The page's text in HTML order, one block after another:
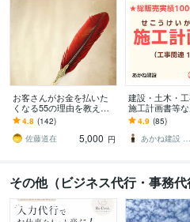
お客さんがお金を払いた
くなる55の理由を教えま
す 『自分がどうすれば人
の役にたてるのかわから
ない』ときに
4.8 (142)
佐藤道在
5,000 円
建設・土木・工
施工計画書等な
ます 【総販売
施工計画書・竣
事務・雑務な
4.9 (85)
あかね建設 AKANEoffice
その他（ビジネス代行・事務